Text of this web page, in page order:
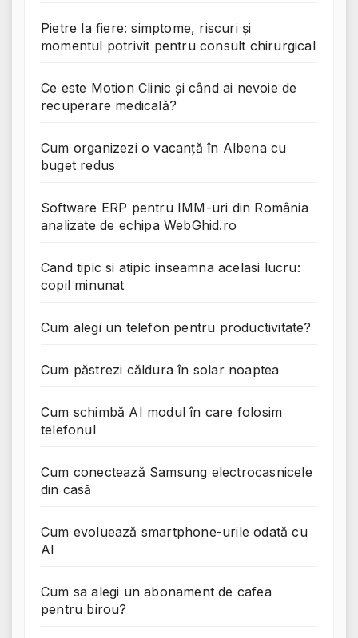
Pietre la fiere: simptome, riscuri și
momentul potrivit pentru consult chirurgical
Ce este Motion Clinic și când ai nevoie de
recuperare medicală?
Cum organizezi o vacanță în Albena cu
buget redus
Software ERP pentru IMM-uri din România
analizate de echipa WebGhid.ro
Cand tipic si atipic inseamna acelasi lucru:
copil minunat
Cum alegi un telefon pentru productivitate?
Cum păstrezi căldura în solar noaptea
Cum schimbă AI modul în care folosim
telefonul
Cum conectează Samsung electrocasnicele
din casă
Cum evoluează smartphone-urile odată cu
AI
Cum sa alegi un abonament de cafea
pentru birou?